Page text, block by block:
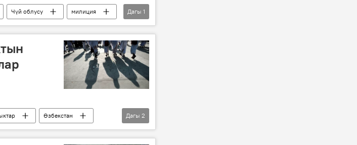
Чүй облусу
милиция
Дагы 1
Өзбекстан
Дагы 2